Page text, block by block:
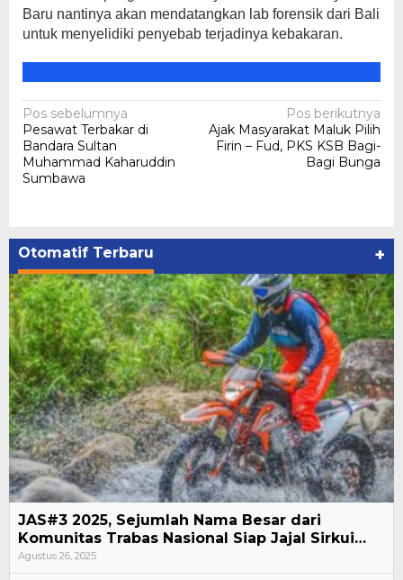
Baru nantinya akan mendatangkan lab forensik dari Bali
untuk menyelidiki penyebab terjadinya kebakaran.
Navigasi
pos
Pos sebelumnya
Pesawat Terbakar di
Bandara Sultan
Muhammad Kaharuddin
Sumbawa
Pos berikutnya
Ajak Masyarakat Maluk Pilih
Firin – Fud, PKS KSB Bagi-
Bagi Bunga
Otomatif Terbaru +
JAS#3 2025, Sejumlah Nama Besar dari
Komunitas Trabas Nasional Siap Jajal Sirkui…
Agustus 26, 2025